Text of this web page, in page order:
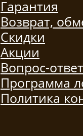
Гарантия
Возврат,
Скидки
Акции
Вопрос-ответ
Программа
Политика